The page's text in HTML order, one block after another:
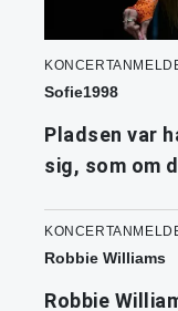
Sofie1998
Pladsen var
sig, som om
Robbie Williams
Robbie